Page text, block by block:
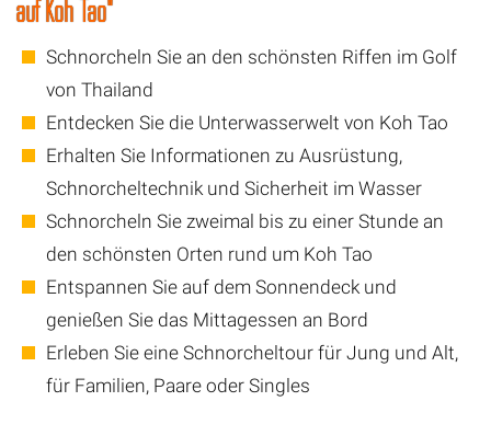
auf Koh Tao"
Schnorcheln Sie an den schönsten Riffen im Golf
von Thailand
Entdecken Sie die Unterwasserwelt von Koh Tao
Erhalten Sie Informationen zu Ausrüstung,
Schnorcheltechnik und Sicherheit im Wasser
Schnorcheln Sie zweimal bis zu einer Stunde an
den schönsten Orten rund um Koh Tao
Entspannen Sie auf dem Sonnendeck und
genießen Sie das Mittagessen an Bord
Erleben Sie eine Schnorcheltour für Jung und Alt,
für Familien, Paare oder Singles